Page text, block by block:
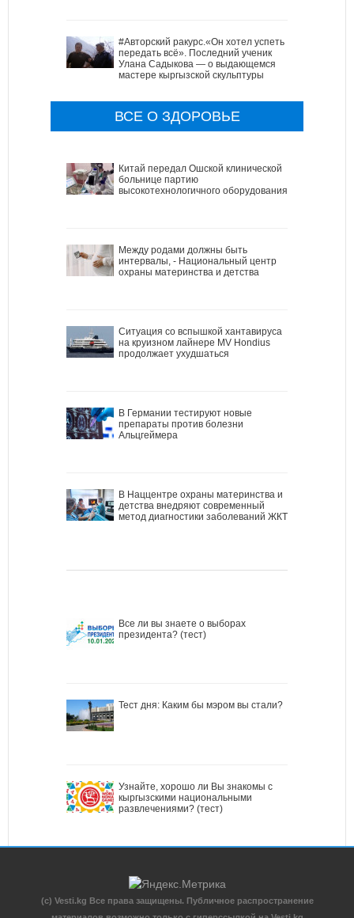
#Авторский ракурс.«Он хотел успеть
передать всё». Последний ученик
Улана Садыкова — о выдающемся
мастере кыргызской скульптуры
ВСЕ О ЗДОРОВЬЕ
Китай передал Ошской клинической
больнице партию
высокотехнологичного оборудования
Между родами должны быть
интервалы, - Национальный центр
охраны материнства и детства
Ситуация со вспышкой хантавируса
на круизном лайнере MV Hondius
продолжает ухудшаться
В Германии тестируют новые
препараты против болезни
Альцгеймера
В Наццентре охраны материнства и
детства внедряют современный
метод диагностики заболеваний ЖКТ
Все ли вы знаете о выборах
президента? (тест)
Тест дня: Каким бы мэром вы стали?
Узнайте, хорошо ли Вы знакомы с
кыргызскими национальными
развлечениями? (тест)
(c) Vesti.kg Все права защищены. Публичное распространение